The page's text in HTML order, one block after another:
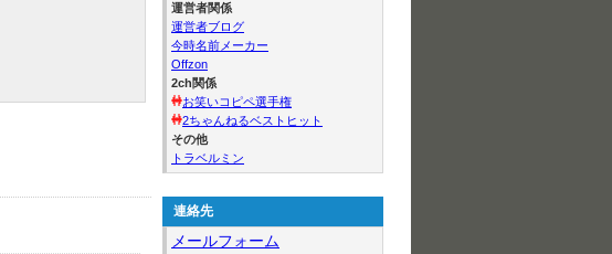
運営者関係
運営者ブログ
今時名前メーカー
Offzon
2ch関係
お笑いコピペ選手権
2ちゃんねるベストヒット
その他
トラベルミン
連絡先
メールフォーム